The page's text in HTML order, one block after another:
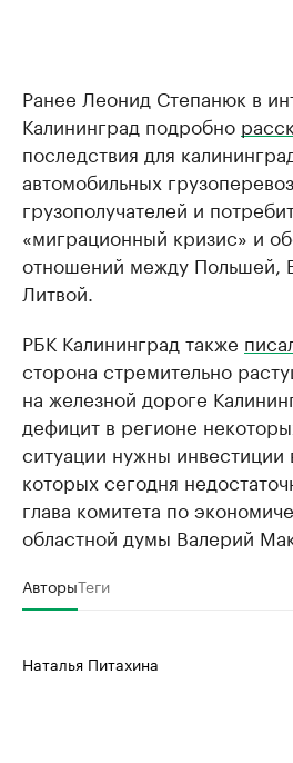
Ранее Леонид Степанюк в
Калининград подробно
последствия для
автомобильных
грузополучателей и
«миграционный кризис» и
отношений между Польшей,
Литвой.
РБК Калининград также
сторона стремительно
на железной дороге
дефицит в регионе
ситуации нужны инвестиции
которых сегодня
глава комитета по
областной думы Валерий
АвторыТеги
Наталья Питахина